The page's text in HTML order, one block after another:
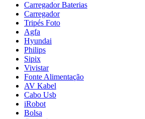
Carregador Baterias
Carregador
Tripés Foto
Agfa
Hyundai
Philips
Sipix
Vivistar
Fonte Alimentação
AV Kabel
Cabo Usb
iRobot
Bolsa